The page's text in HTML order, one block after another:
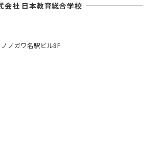
会社 日本教育総合学校
ノガワ名駅ビル8F